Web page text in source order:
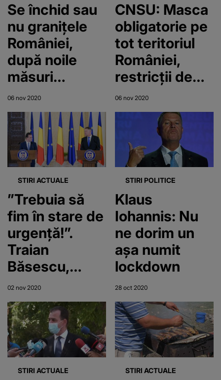
Se închid sau
nu graniţele
României,
după noile
măsuri
anunţate joi
seara de
Iohannis şi
Orban?
06 nov 2020
CNSU: Masca
obligatorie pe
tot teritoriul
României,
restricții de
circulație
noaptea,
cursuri online,
munca de
acasă,
reuniuni și
petreceri
interzise și
magazine cu
program scurt
06 nov 2020
STIRI ACTUALE
”Trebuia să
fim în stare de
urgență!”.
Traian
Băsescu,
critici dure
02 nov 2020
STIRI POLITICE
Klaus
Iohannis: Nu
ne dorim un
aşa numit
lockdown
28 oct 2020
STIRI ACTUALE STIRI ACTUALE